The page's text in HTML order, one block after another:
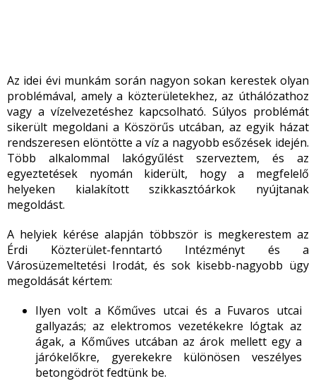
Az idei évi munkám során nagyon sokan kerestek olyan
problémával, amely a közterületekhez, az úthálózathoz
vagy a vízelvezetéshez kapcsolható. Súlyos problémát
sikerült megoldani a Köszörűs utcában, az egyik házat
rendszeresen elöntötte a víz a nagyobb esőzések idején.
Több alkalommal lakógyűlést szerveztem, és az
egyeztetések nyomán kiderült, hogy a megfelelő
helyeken kialakított szikkasztóárkok nyújtanak
megoldást.
A helyiek kérése alapján többször is megkerestem az
Érdi Közterület-fenntartó Intézményt és a
Városüzemeltetési Irodát, és sok kisebb-nagyobb ügy
megoldását kértem:
Ilyen volt a Kőműves utcai és a Fuvaros utcai
gallyazás; az elektromos vezetékekre lógtak az
ágak, a Kőműves utcában az árok mellett egy a
járókelőkre, gyerekekre különösen veszélyes
betongödröt fedtünk be.